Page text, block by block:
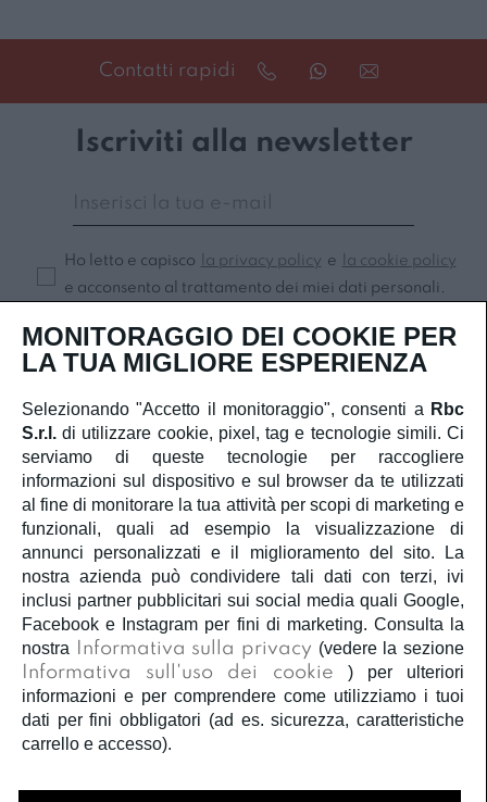
Contatti rapidi
Iscriviti alla newsletter
Ho letto e capisco la privacy policy e
la cookie policy
e acconsento al trattamento dei miei dati personali.
Iscriviti
SERVIZIO CLIENTI
ACCOUNT
CORPORATE
INFORMAZIONI LEGALI
MONITORAGGIO DEI COOKIE PER
LA TUA MIGLIORE ESPERIENZA
Selezionando "Accetto il monitoraggio", consenti a Rbc
S.r.l. di utilizzare cookie, pixel, tag e tecnologie simili. Ci
serviamo di queste tecnologie per raccogliere
informazioni sul dispositivo e sul browser da te utilizzati
al fine di monitorare la tua attività per scopi di marketing e
funzionali, quali ad esempio la visualizzazione di
annunci personalizzati e il miglioramento del sito. La
nostra azienda può condividere tali dati con terzi, ivi
inclusi partner pubblicitari sui social media quali Google,
Facebook e Instagram per fini di marketing. Consulta la
nostra
Informativa sulla privacy (vedere la sezione
Informativa sull'uso dei cookie
) per ulteriori
informazioni e per comprendere come utilizziamo i tuoi
dati per fini obbligatori (ad es. sicurezza, caratteristiche
carrello e accesso).